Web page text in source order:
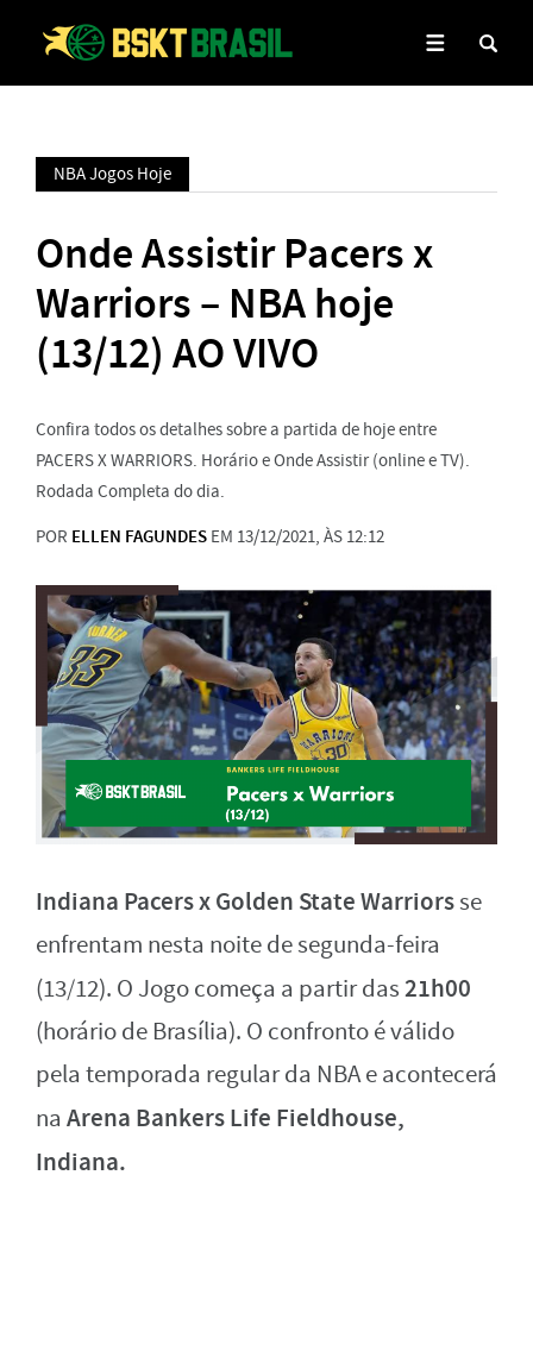
NBA Jogos Hoje
Onde Assistir Pacers x
Warriors – NBA hoje
(13/12) AO VIVO
Confira todos os detalhes sobre a partida de hoje entre
PACERS X WARRIORS. Horário e Onde Assistir (online e TV).
Rodada Completa do dia.
POR ELLEN FAGUNDES EM 13/12/2021, ÀS 12:12
Indiana Pacers x Golden State Warriorsse
enfrentam nesta noite de segunda-feira
(13/12). O Jogo começa a partir das21h00
(horário de Brasília). O confronto é válido
pela temporada regular da NBA e acontecerá
na Arena Bankers Life Fieldhouse,
Indiana.